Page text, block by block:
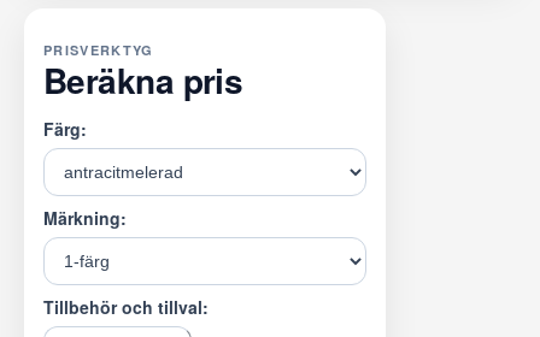
PRISVERKTYG
Beräkna pris
Färg:
Märkning:
Tillbehör och tillval: